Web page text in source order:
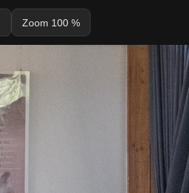
Zoom 100 %